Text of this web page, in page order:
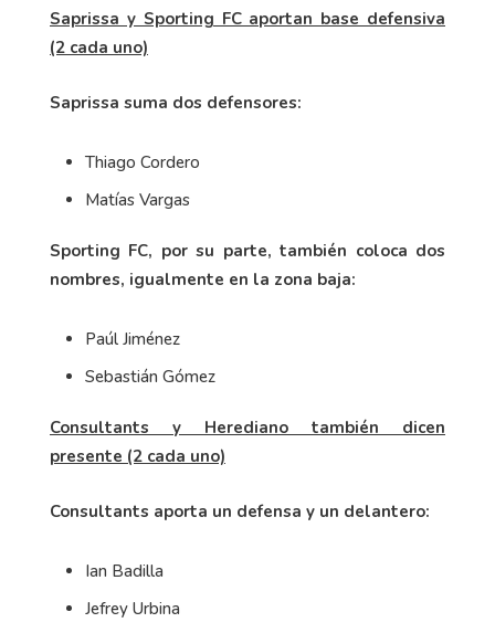
Saprissa y Sporting FC aportan base defensiva
(2 cada uno)
Saprissa suma dos defensores:
Thiago Cordero
Matías Vargas
Sporting FC, por su parte, también coloca dos
nombres, igualmente en la zona baja:
Paúl Jiménez
Sebastián Gómez
Consultants y Herediano también dicen
presente (2 cada uno)
Consultants aporta un defensa y un delantero:
Ian Badilla
Jefrey Urbina